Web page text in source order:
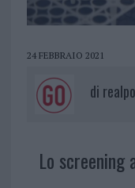
24 FEBBRAIO 2021
di
Lo screening